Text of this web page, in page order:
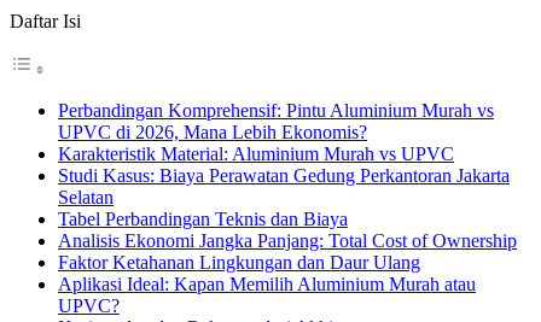
Daftar Isi
Perbandingan Komprehensif: Pintu Aluminium Murah vs
UPVC di 2026, Mana Lebih Ekonomis?
Karakteristik Material: Aluminium Murah vs UPVC
Studi Kasus: Biaya Perawatan Gedung Perkantoran Jakarta
Selatan
Tabel Perbandingan Teknis dan Biaya
Analisis Ekonomi Jangka Panjang: Total Cost of Ownership
Faktor Ketahanan Lingkungan dan Daur Ulang
Aplikasi Ideal: Kapan Memilih Aluminium Murah atau
UPVC?